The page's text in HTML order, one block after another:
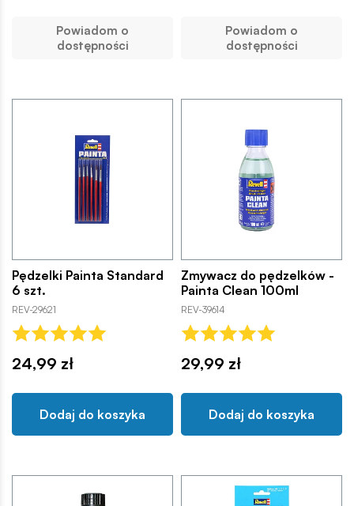
Powiadom o
dostępności
Powiadom o
dostępności
Pędzelki Painta Standard
6 szt.
REV-29621
24,99 zł
Dodaj do koszyka
Zmywacz do pędzelków -
Painta Clean 100ml
REV-39614
29,99 zł
Dodaj do koszyka